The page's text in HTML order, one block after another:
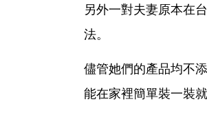
另外一對夫妻原本在
法。
儘管她們的產品均不
能在家裡簡單裝一裝